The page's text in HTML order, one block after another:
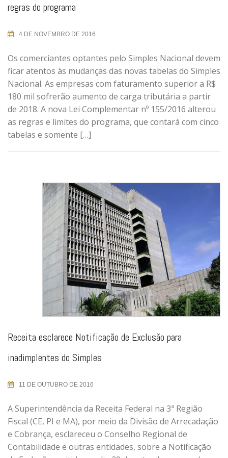
regras do programa
4 DE NOVEMBRO DE 2016
Os comerciantes optantes pelo Simples Nacional devem
ficar atentos às mudanças das novas tabelas do Simples
Nacional. As empresas com faturamento superior a R$
180 mil sofrerão aumento de carga tributária a partir
de 2018. A nova Lei Complementar nº 155/2016 alterou
as regras e limites do programa, que contará com cinco
tabelas e somente […]
Receita esclarece Notificação de Exclusão para
inadimplentes do Simples
11 DE OUTUBRO DE 2016
A Superintendência da Receita Federal na 3ª Região
Fiscal (CE, PI e MA), por meio da Divisão de Arrecadação
e Cobrança, esclareceu o Conselho Regional de
Contabilidade e outras entidades, sobre a Notificação